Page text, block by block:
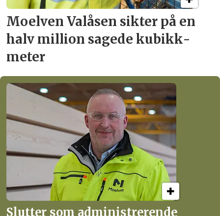
Moelven Valåsen sikter på en
halv million sagede kubikk­
meter
Slutter som administrerende